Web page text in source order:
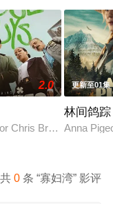
2.0
Chris Brancato is
更新至01集
林间鸽踪
Anna
共0 条 “寡妇湾” 影评